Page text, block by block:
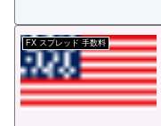
FX スプレッド 手数料